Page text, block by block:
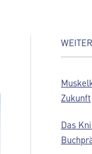
Zukunft
Das